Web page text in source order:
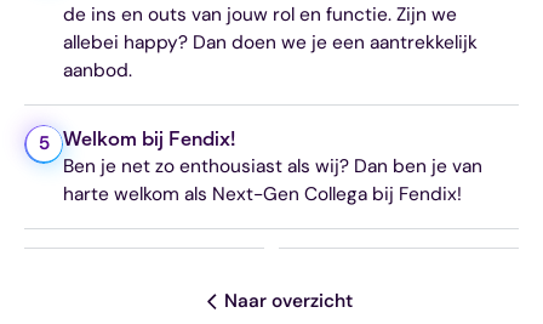
de ins en outs van jouw rol en functie. Zijn we
allebei happy? Dan doen we je een aantrekkelijk
aanbod.
5 Welkom bij Fendix!
Ben je net zo enthousiast als wij? Dan ben je van
harte welkom als Next-Gen Collega bij Fendix!
(niet
Een
Naar overzicht